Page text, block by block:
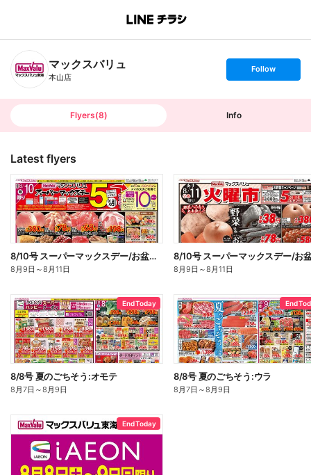
B
n
T
マックスバリュ
本山店
s
t
o
Follow
Flyers(8) Info
Latest flyers
8/10号 スーパーマックスデー/お盆準備/火曜市:オモテ
8月9日 ～8月11日 8月9日 ～8月11日
End Today
8/8号 夏のごちそう:オモテ
8月7日 ～8月9日
End
8/8号 夏のごちそう:ウラ
8月7日 ～8月9日
End Today